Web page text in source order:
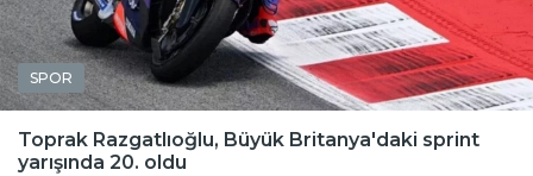
SPOR
Toprak Razgatlıoğlu, Büyük Britanya'daki sprint
yarışında 20. oldu